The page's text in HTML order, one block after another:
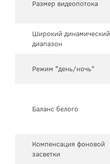
Размер видеопотока
Широкий динамический
диапазон
Режим "день/ночь"
Баланс белого
Компенсация фоновой
засветки